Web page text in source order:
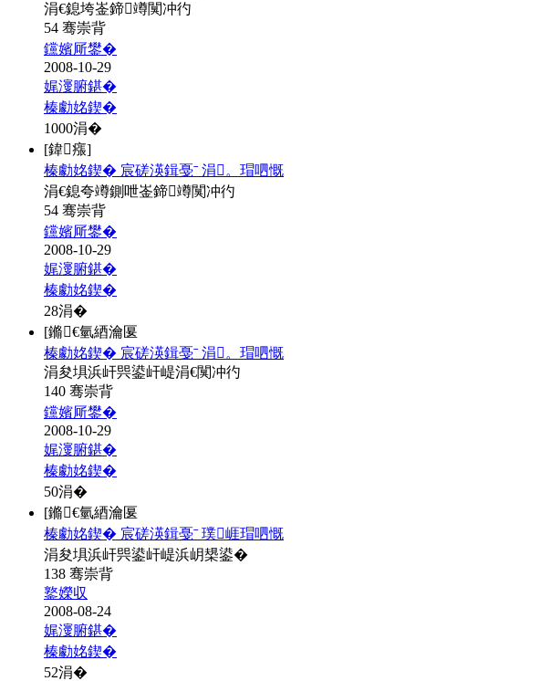
涓€鎴垮崟鍗竴闃冲彴
54 骞崇背
钂嬪厛鐢�
2008-10-29
娓濅腑鍖�
榛勮姳鍥�
1000涓�
[鍏瘬]
榛勮姳鍥� 宸磋渶鍓戞ˉ 涓。瑁呬慨
涓€鎴夸竴鍘呭崟鍗竴闃冲彴
54 骞崇背
钂嬪厛鐢�
2008-10-29
娓濅腑鍖�
榛勮姳鍥�
28涓�
[鏅€氫綇瀹匽
榛勮姳鍥� 宸磋渶鍓戞ˉ 涓。瑁呬慨
涓夋埧浜屽巺鍙屽崼涓€闃冲彴
140 骞崇背
钂嬪厛鐢�
2008-10-29
娓濅腑鍖�
榛勮姳鍥�
50涓�
[鏅€氫綇瀹匽
榛勮姳鍥� 宸磋渶鍓戞ˉ 璞崕瑁呬慨
涓夋埧浜屽巺鍙屽崼浜岄槼鍙�
138 骞崇背
鐜嬫収
2008-08-24
娓濅腑鍖�
榛勮姳鍥�
52涓�